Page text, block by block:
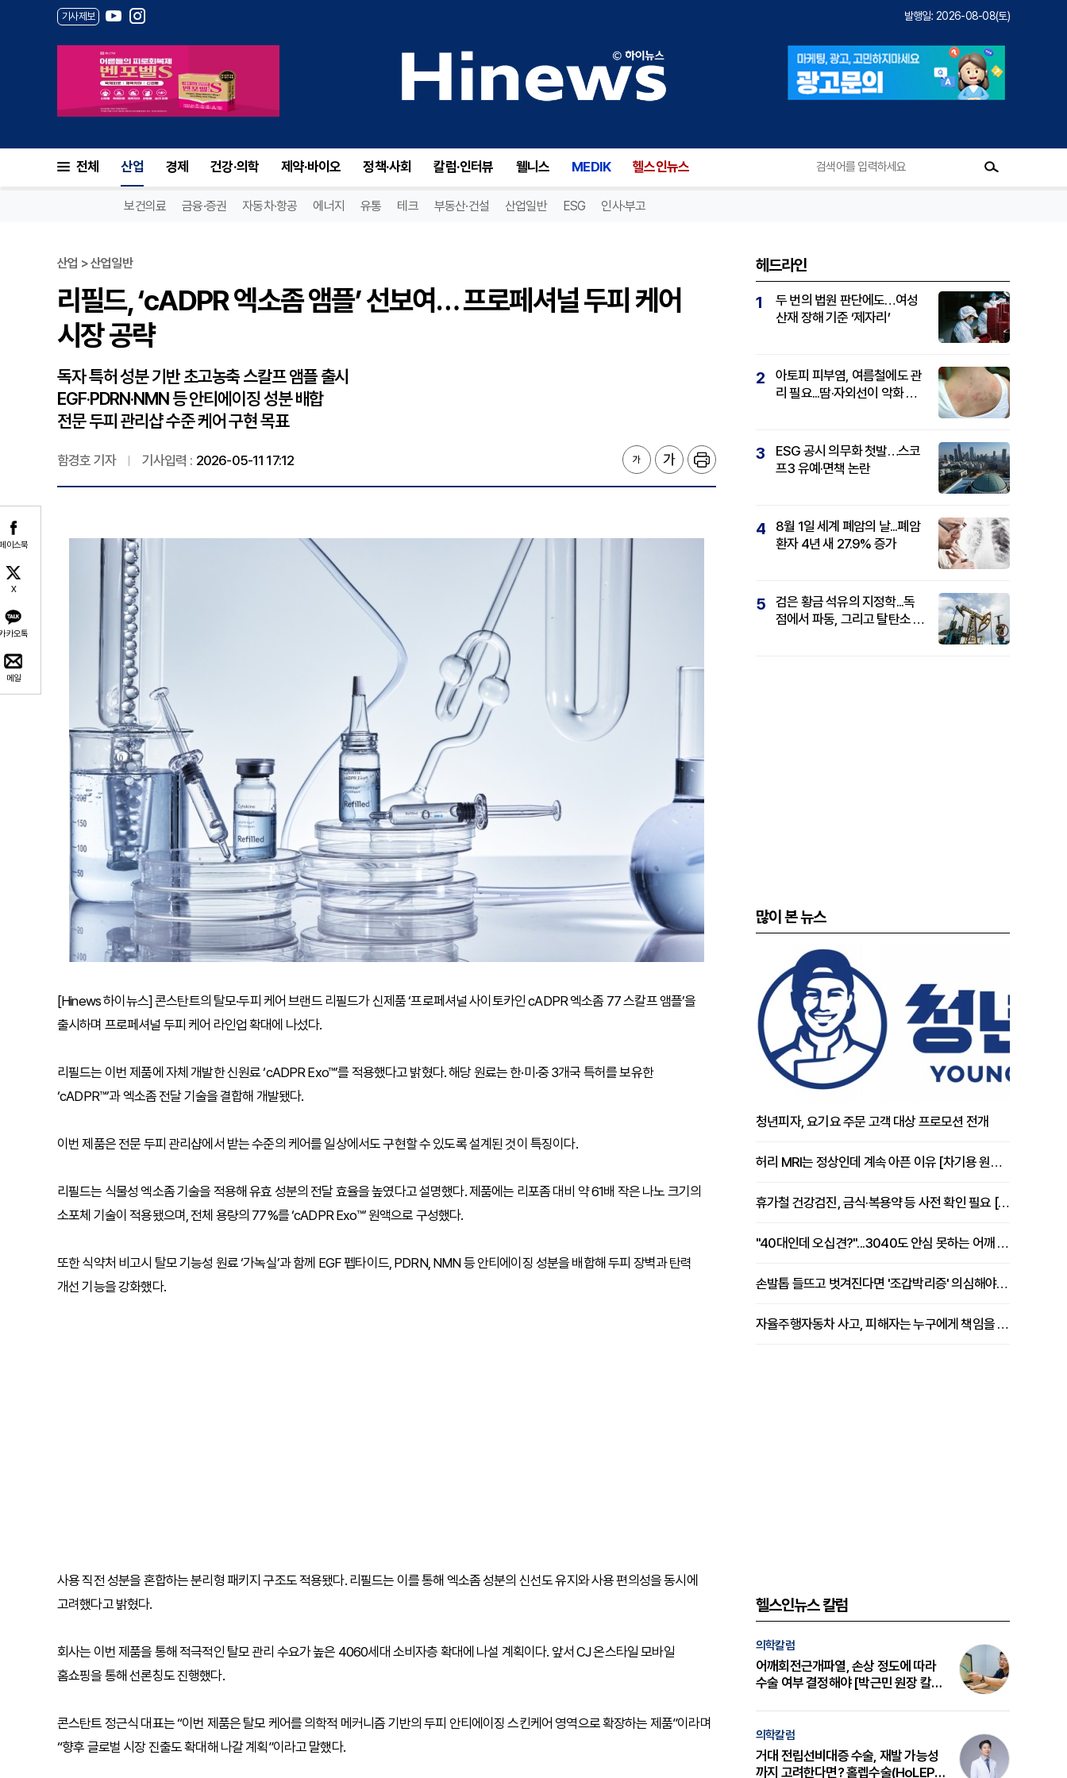
기사제보 발행일: 2026-08-08(토)
전체 산업 경제 건강·의학 제약·바이오 정책·사회 칼럼·인터뷰 웰니스 MEDIK 헬스인뉴스
보건의료 금융·증권 자동차·항공 에너지 유통 테크 부동산·건설 산업일반 ESG 인사·부고
이스북
X
카오톡
메일
산업 > 산업일반
리필드, ‘cADPR 엑소좀 앰플’ 선보여… 프로페셔널 두피 케어
시장 공략
독자 특허 성분 기반 초고농축 스칼프 앰플 출시
EGF·PDRN·NMN 등 안티에이징 성분 배합
전문 두피 관리샵 수준 케어 구현 목표
함경호 기자 기사입력 : 2026-05-11 17:12
[Hinews 하이뉴스] 콘스탄트의 탈모·두피 케어 브랜드 리필드가 신제품 ‘프로페셔널 사이토카인 cADPR 엑소좀 77 스칼프 앰플’을
출시하며 프로페셔널 두피 케어 라인업 확대에 나섰다.
리필드는 이번 제품에 자체 개발한 신원료 ‘cADPR Exo™’를 적용했다고 밝혔다. 해당 원료는 한·미·중 3개국 특허를 보유한
‘cADPR™’과 엑소좀 전달 기술을 결합해 개발됐다.
이번 제품은 전문 두피 관리샵에서 받는 수준의 케어를 일상에서도 구현할 수 있도록 설계된 것이 특징이다.
리필드는 식물성 엑소좀 기술을 적용해 유효 성분의 전달 효율을 높였다고 설명했다. 제품에는 리포좀 대비 약 61배 작은 나노 크기의
소포체 기술이 적용됐으며, 전체 용량의 77%를 ‘cADPR Exo™’ 원액으로 구성했다.
또한 식약처 비고시 탈모 기능성 원료 ‘가녹실’과 함께 EGF 펩타이드, PDRN, NMN 등 안티에이징 성분을 배합해 두피 장벽과 탄력
개선 기능을 강화했다.
사용 직전 성분을 혼합하는 분리형 패키지 구조도 적용됐다. 리필드는 이를 통해 엑소좀 성분의 신선도 유지와 사용 편의성을 동시에
고려했다고 밝혔다.
회사는 이번 제품을 통해 적극적인 탈모 관리 수요가 높은 4060세대 소비자층 확대에 나설 계획이다. 앞서 CJ 온스타일 모바일
홈쇼핑을 통해 선론칭도 진행했다.
콘스탄트 정근식 대표는 “이번 제품은 탈모 케어를 의학적 메커니즘 기반의 두피 안티에이징 스킨케어 영역으로 확장하는 제품”이라며
“향후 글로벌 시장 진출도 확대해 나갈 계획”이라고 말했다.
헤드라인
1
두 번의 법원 판단에도…여성
산재 장해 기준 ‘제자리’
2
아토피 피부염, 여름철에도 관
리 필요...땀·자외선이 악화 요
3
ESG 공시 의무화 첫발…스코
프3 유예·면책 논란
4
8월 1일 세계 폐암의 날...폐암
환자 4년 새 27.9% 증가
5
검은 황금 석유의 지정학...독
점에서 파동, 그리고 탈탄소 패
많이 본 뉴스
청년피자, 요기요 주문 고객 대상 프로모션 전개
허리 MRI는 정상인데 계속 아픈 이유 [차기용 원장 칼럼]
휴가철 건강검진, 금식·복용약 등 사전 확인 필요 [정도감 원장 칼럼]
"40대인데 오십견?"...3040도 안심 못하는 어깨 유착성 관절낭염
손발톱 들뜨고 벗겨진다면 '조갑박리증' 의심해야 [김철윤 원장 칼럼]
자율주행자동차 사고, 피해자는 누구에게 책임을 물을 수 있을까
헬스인뉴스 칼럼
의학칼럼
어깨회전근개파열, 손상 정도에 따라
수술 여부 결정해야 [박근민 원장 칼
의학칼럼
거대 전립선비대증 수술, 재발 가능성
까지 고려한다면? 홀렙수술(HoLEP)